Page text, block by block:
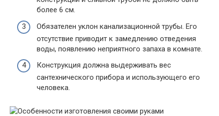
более 6 см.
Обязателен уклон канализационной трубы. Его
отсутствие приводит к замедлению отведения
воды, появлению неприятного запаха в комнате.
Конструкция должна выдерживать вес
сантехнического прибора и использующего его
человека.